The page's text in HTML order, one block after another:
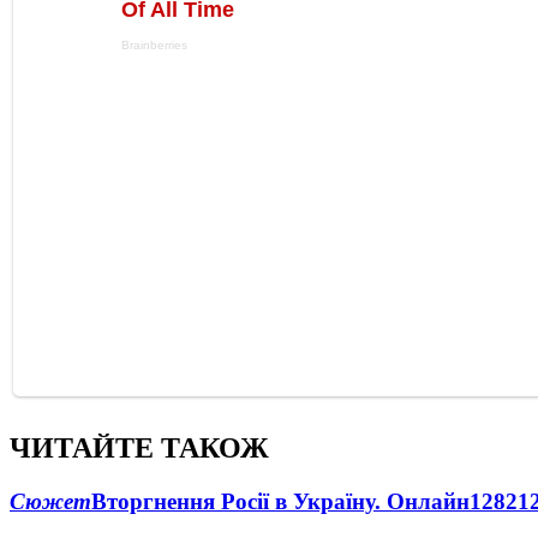
ЧИТАЙТЕ ТАКОЖ
СюжетВторгнення Росії в Україну. Онлайн1282